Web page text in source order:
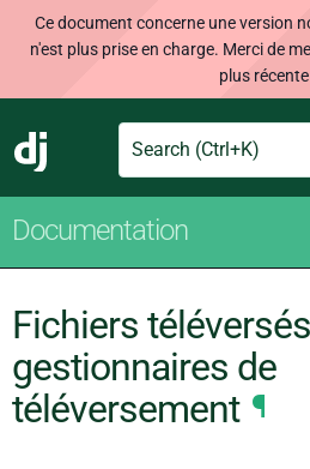
Ce document concerne une version
n'est plus prise en charge. Merci de
plus récente
Django
Search
Documentation
Fichiers
gestionnaires de
téléversement ¶